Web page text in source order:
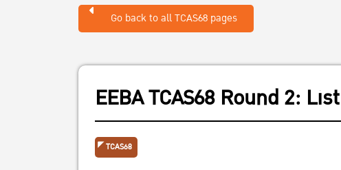
Go back to all TCAS68 pages
EEBA TCAS68 Round 2:
TCAS68